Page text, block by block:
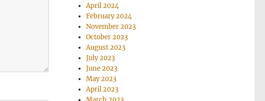
April 2024
February 2024
November 2023
October 2023
August 2023
July 2023
June 2023
May 2023
April 2023